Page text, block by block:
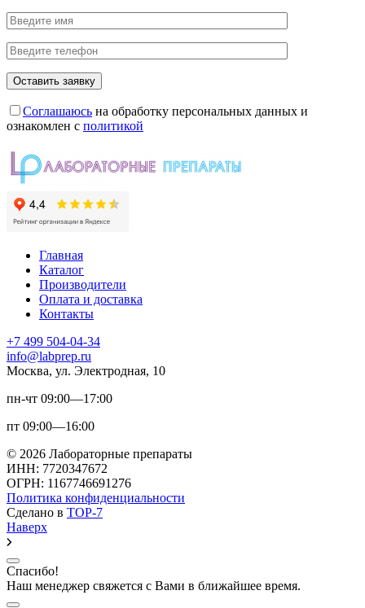
Соглашаюсь на обработку персональных данных и
ознакомлен с политикой
Главная
Каталог
Производители
Оплата и доставка
Контакты
+7 499 504-04-34
info@labprep.ru
Москва, ул. Электродная, 10
пн-чт 09:00—17:00
пт 09:00—16:00
© 2026 Лабораторные препараты
ИНН: 7720347672
ОГРН: 1167746691276
Политика конфиденциальности
Сделано в TOP-7
Наверх
Спасибо!
Наш менеджер свяжется с Вами в ближайшее время.